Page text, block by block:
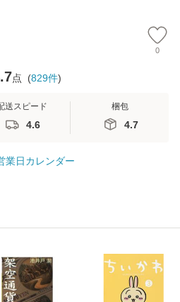
0
点 (829件)
送スピード
4.6
梱包
4.7
業日カレンダー